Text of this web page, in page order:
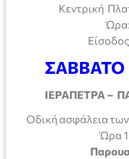
Κεντρική
ΣΑΒΒΑΤΟ
ΙΕΡΑΠΕΤΡΑ –
Οδική ασφάλεια
Ώρα